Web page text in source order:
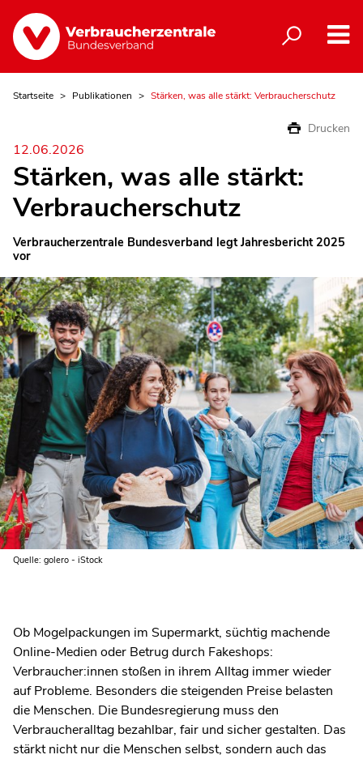
Startseite Publikationen Stärken, was alle stärkt: Verbraucherschutz
Drucken
12.06.2026
Stärken, was alle stärkt:
Verbraucherschutz
Verbraucherzentrale Bundesverband legt Jahresbericht 2025
vor
Quelle: golero - iStock
Ob Mogelpackungen im Supermarkt, süchtig machende
Online-Medien oder Betrug durch Fakeshops:
Verbraucher:innen stoßen in ihrem Alltag immer wieder
auf Probleme. Besonders die steigenden Preise belasten
die Menschen. Die Bundesregierung muss den
Verbraucheralltag bezahlbar, fair und sicher gestalten. Das
stärkt nicht nur die Menschen selbst, sondern auch das